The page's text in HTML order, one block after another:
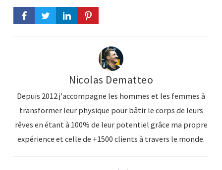
Nicolas Dematteo
Depuis 2012 j'accompagne les hommes et les femmes à
transformer leur physique pour bâtir le corps de leurs
rêves en étant à 100% de leur potentiel grâce ma propre
expérience et celle de +1500 clients à travers le monde.